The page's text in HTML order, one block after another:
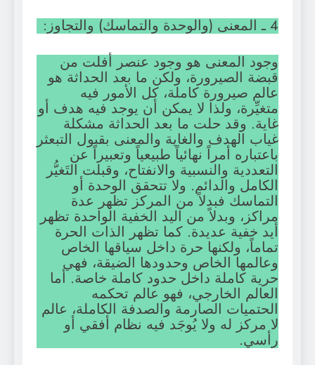
4 ـ المعنى (والوحدة والتماسك) والتجاوز:
وجود المعنى هو وجود عنصر أفلت من
قبضة الصيرورة، ولكن ما بعد الحداثة هو
عالم صيرورة كاملة، كل الأمور فيه
متغيِّرة، ولذا لا يمكن أن يوجد فيه هدف أو
غاية. وقد حلت ما بعد الحداثة مشكلة
غياب الهدف والغاية والمعنى بقبول التبعثر
باعتباره أمراً نهائياً طبيعياً وتعبيراً عن
التعددية والنسبية والانفتاح، وقبلت التَغيُّر
الكامل والدائم. ولا تتحقق الوحدة أو
التماسك فبدلاً من المركز تظهر عدة
مراكز، وبدلاً من اليد الخفية الواحدة تظهر
أيد خفية عديدة. كما تظهر الذات الحرة
تماماً، ولكنها حرة داخل سياقها الخاص
وعالمها الخاص وحدودها الضيقة، فهي
حرية كاملة داخل حدود كاملة خاصة. أما
العالم الخارجي، فهو عالم تحكمه
الحتميات الصارمة والصدفة الكاملة، عالم
لا مركز له ولا يُوجَد فيه نظام أفقي أو
رأسي.